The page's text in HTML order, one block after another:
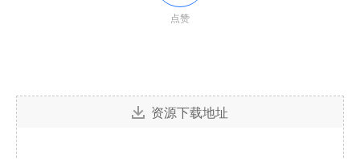
点赞
资源下载地址